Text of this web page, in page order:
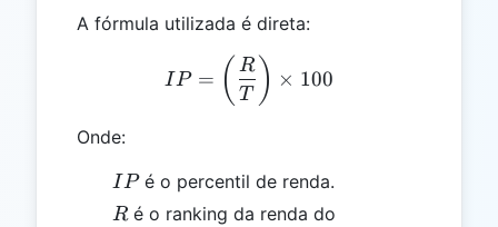
A fórmula utilizada é direta:
IP =
IP = ( T
R ) × 100
Onde:
IP
IPé o percentil de renda.
R
Ré o ranking da renda do